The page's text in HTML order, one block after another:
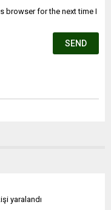
browser for the next time I
yaralandı